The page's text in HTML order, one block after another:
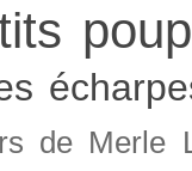
de Merle